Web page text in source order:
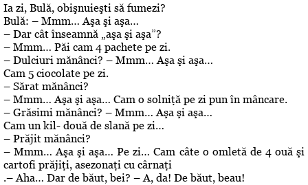
Ia zi, Bulă, obişnuieşti să fumezi?
Bulă: – Mmm… Aşa şi aşa…
– Dar cât înseamnă „aşa şi aşa”?
– Mmm… Păi cam 4 pachete pe zi.
– Dulciuri mănânci? – Mmm… Aşa şi aşa…
Cam 5 ciocolate pe zi.
– Sărat mănânci?
– Mmm… Aşa şi aşa… Cam o solniţă pe zi pun în mâncare.
– Grăsimi mănânci? – Mmm… Aşa şi aşa…
Cam un kil- două de slană pe zi…
– Prăjit mănânci?
– Mmm… Aşa şi aşa… Pe zi… Cam câte o omletă de 4 ouă şi
cartofi prăjiţi, asezonaţi cu cârnaţi
.– Aha… Dar de băut, bei? – A, da! De băut, beau!